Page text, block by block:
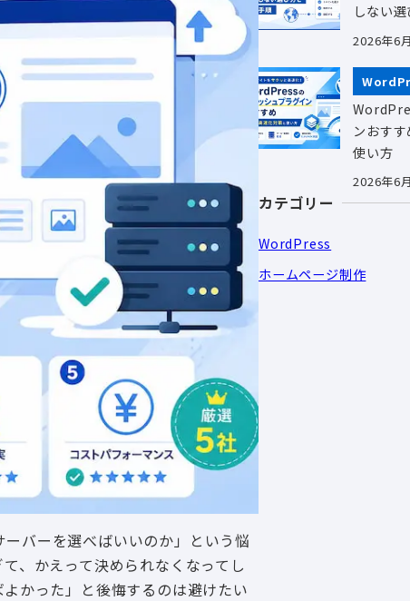
バーを選べばいいのか」という悩
、かえって決められなくなってし
かった」と後悔するのは避けたい
しない
2026年6
ンおす
使い方
2026年6
カテゴリー
WordPress
ホームページ制作